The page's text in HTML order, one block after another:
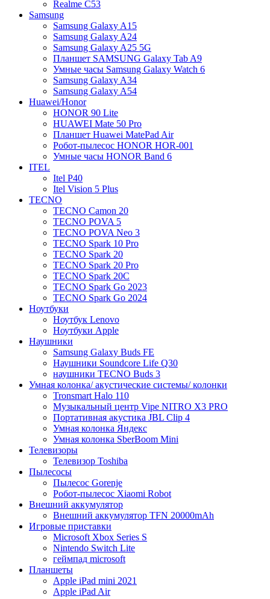
Realme C53
Samsung
Samsung Galaxy A15
Samsung Galaxy A24
Samsung Galaxy A25 5G
Планшет SAMSUNG Galaxy Tab A9
Умные часы Samsung Galaxy Watch 6
Samsung Galaxy A34
Samsung Galaxy A54
Huawei/Honor
HONOR 90 Lite
HUAWEI Mate 50 Pro
Планшет Huawei MatePad Air
Робот-пылесос HONOR HOR-001
Умные часы HONOR Band 6
ITEL
Itel P40
Itel Vision 5 Plus
TECNO
TECNO Camon 20
TECNO POVA 5
TECNO POVA Neo 3
TECNO Spark 10 Pro
TECNO Spark 20
TECNO Spark 20 Pro
TECNO Spark 20C
TECNO Spark Go 2023
TECNO Spark Go 2024
Ноутбуки
Ноутбук Lenovo
Ноутбуки Apple
Наушники
Samsung Galaxy Buds FE
Наушники Soundcore Life Q30
наушники TECNO Buds 3
Умная колонка/ акустические системы/ колонки
Tronsmart Halo 110
Музыкальный центр Vipe NITRO X3 PRO
Портативная акустика JBL Clip 4
Умная колонка Яндекс
Умная колонка SberBoom Mini
Телевизоры
Телевизор Toshiba
Пылесосы
Пылесос Gorenje
Робот-пылесос Xiaomi Robot
Внешний аккумулятор
Внешний аккумулятор TFN 20000mAh
Игровые приставки
Microsoft Xbox Series S
Nintendo Switch Lite
геймпад microsoft
Планшеты
Apple iPad mini 2021
Apple iPad Air